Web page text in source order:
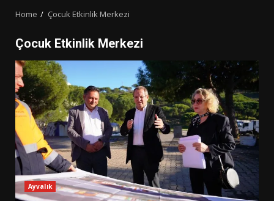
Home Çocuk Etkinlik Merkezi
Çocuk Etkinlik Merkezi
Ayvalık